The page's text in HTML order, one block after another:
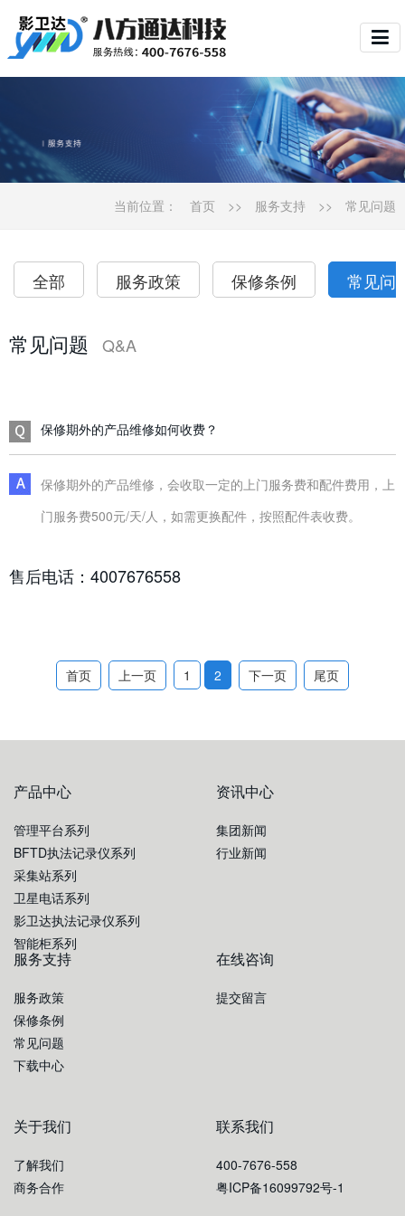
当前位置： 首页 >> 服务支持 >> 常见问题
全部 服务政策 保修条例 常见问
常见问题 Q&A
保修期外的产品维修如何收费？
保修期外的产品维修，会收取一定的上门服务费和配件费用，上
门服务费500元/天/人，如需更换配件，按照配件表收费。
售后电话：4007676558
首页 上一页 1 2 下一页 尾页
产品中心
管理平台系列
BFTD执法记录仪系列
采集站系列
卫星电话系列
影卫达执法记录仪系列
智能柜系列
资讯中心
集团新闻
行业新闻
服务支持
服务政策
保修条例
常见问题
下载中心
在线咨询
提交留言
关于我们
了解我们
商务合作
联系我们
400-7676-558
粤ICP备16099792号-1